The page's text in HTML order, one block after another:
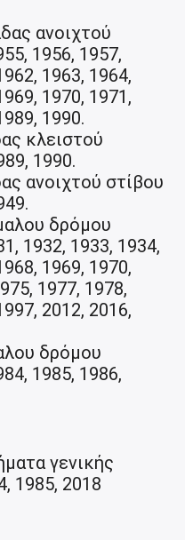
ανοιχτού
1956, 1957,
1963, 1964,
1970, 1971,
1990.
κλειστού
1990.
ανοιχτού στίβου
δρόμου
1932, 1933, 1934,
1969, 1970,
1977, 1978,
2012, 2016,
δρόμου
1985, 1986,
γενικής
1985, 2018